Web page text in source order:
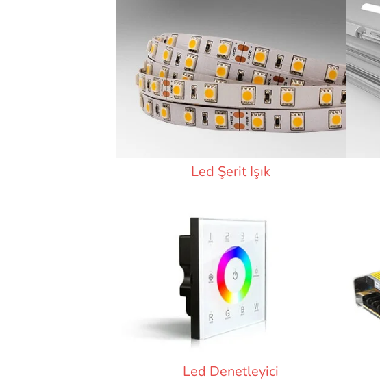
Led Şerit Işık
Led Denetleyici